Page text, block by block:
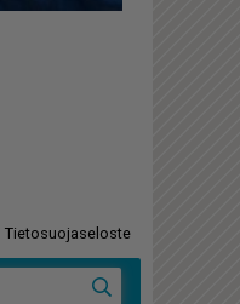
Tietosuojaseloste